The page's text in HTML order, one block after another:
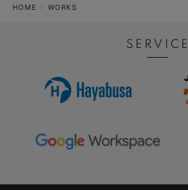
HOME WORKS
SERVICE